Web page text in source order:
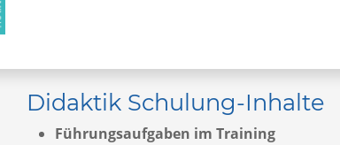
Didaktik Schulung-Inhalte
Führungsaufgaben im Training